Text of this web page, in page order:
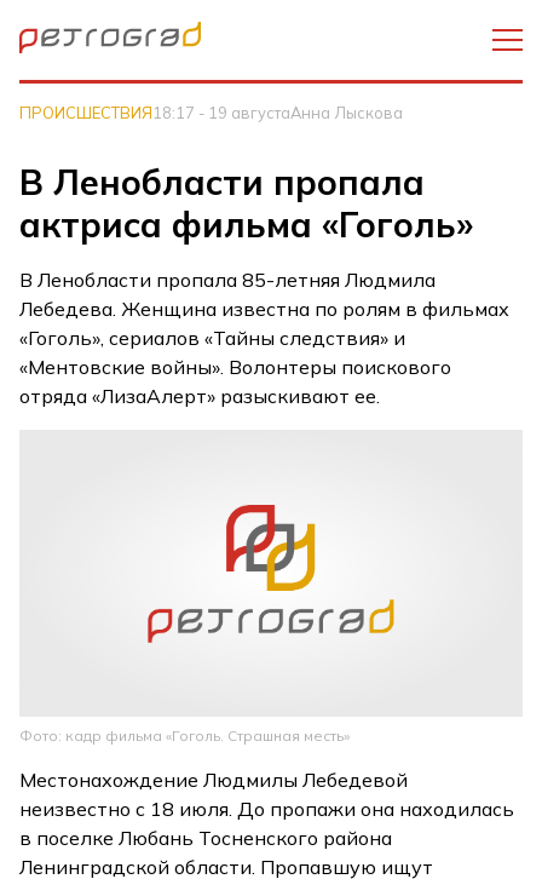
ПРОИСШЕСТВИЯ18:17 - 19 августаАнна Лыскова
В Ленобласти пропала
актриса фильма «Гоголь»
В Ленобласти пропала 85-летняя Людмила
Лебедева. Женщина известна по ролям в фильмах
«Гоголь», сериалов «Тайны следствия» и
«Ментовские войны». Волонтеры поискового
отряда «ЛизаАлерт» разыскивают ее.
Фото: кадр фильма «Гоголь. Страшная месть»
Местонахождение Людмилы Лебедевой
неизвестно с 18 июля. До пропажи она находилась
в поселке Любань Тосненского района
Ленинградской области. Пропавшую ищут